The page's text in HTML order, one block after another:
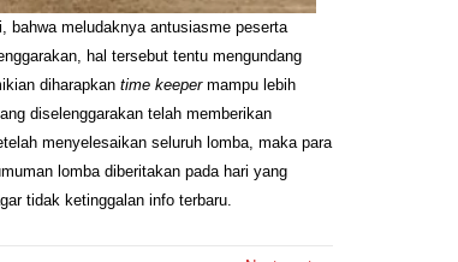
bahwa meludaknya antusiasme peserta
hal tersebut tentu mengundang
diharapkan time keepermampu lebih
diselenggarakan telah memberikan
menyelesaikan seluruh lomba, maka para
lomba diberitakan pada hari yang
tidak ketinggalan info terbaru.